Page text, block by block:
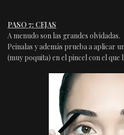
PASO 7: CEJAS
A menudo son las grandes olvidadas.
Peinalas y además prueba a aplicar
(muy poquita) en el pincel con el que